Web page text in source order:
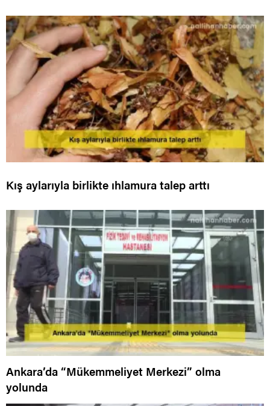
Kış aylarıyla birlikte ıhlamura talep arttı
Ankara’da “Mükemmeliyet Merkezi” olma
yolunda